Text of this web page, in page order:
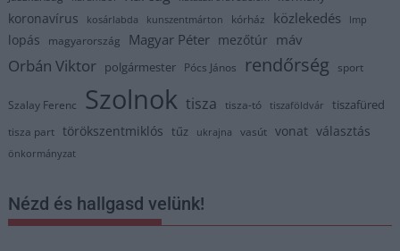
koronavírus kosárlabda kunszentmárton kórház közlekedés lmp
lopás magyarország Magyar Péter mezőtúr máv
Orbán Viktor polgármester Pócs János rendőrség sport
Szalay Ferenc Szolnok tisza tisza-tó tiszaföldvár tiszafüred
tisza part törökszentmiklós tűz ukrajna vasút vonat választás
önkormányzat
Nézd és hallgasd velünk!